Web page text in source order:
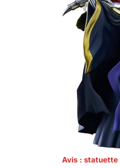
Avis : statuette